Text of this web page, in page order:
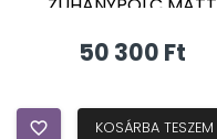
50 300 Ft
favorite_border KOSÁRBA TESZEM